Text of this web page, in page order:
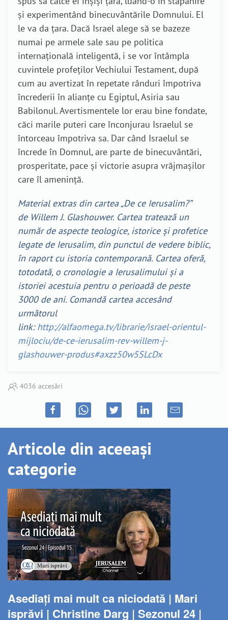
şi experimentând binecuvântările Domnului. El
le va da țara. Dacă Israel alege să se bazeze
numai pe armele sale sau pe politica
internaţională inteligentă, i se vor întâmpla
cuvintele profeţilor Vechiului Testament, după
cum au avertizat în repetate rânduri împotriva
încrederii în alianţe cu Egiptul, Asiria sau
Babilonul. Avertismentele lor erau bine fondate,
căci marile puteri care înconjurau Israelul se
întorceau împotriva sa. Dar când Israelul se
încrede în Domnul, are parte de binecuvântări,
prosperitate, pace şi victorie asupra vrăjmaşilor
care îl ameninţă.
Material extras din cartea „De ce Ierusalim?”
de Willem J. Glashouwer. Cartea tratează un
număr de aspecte teologice, istorice și profetice
legate de Ierusalim, din punctul de vedere biblic,
în raport cu istoria contemporană. Cartea oferă,
totodată, o cronologie a Ierusalimului și a
istoriei acestuia pentru o perioadă de peste
3000 de ani. Comandă cartea accesând
următorul
link:http://alfaomega.tv/librarie/israel-orientul-
mijlociu/de-ce-ierusalim-rev-willem-j-
glashouwer-produs#axzz50w5SLcDx
4036 accesări
Articole din aceeași
categorie
Asediați mai mult ca niciodată | Mari
isprăvi | Christine Darg | Sezonul 24 |